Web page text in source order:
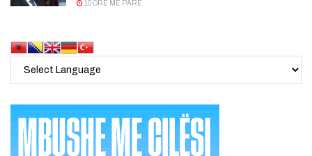
10 ORË MË PARË